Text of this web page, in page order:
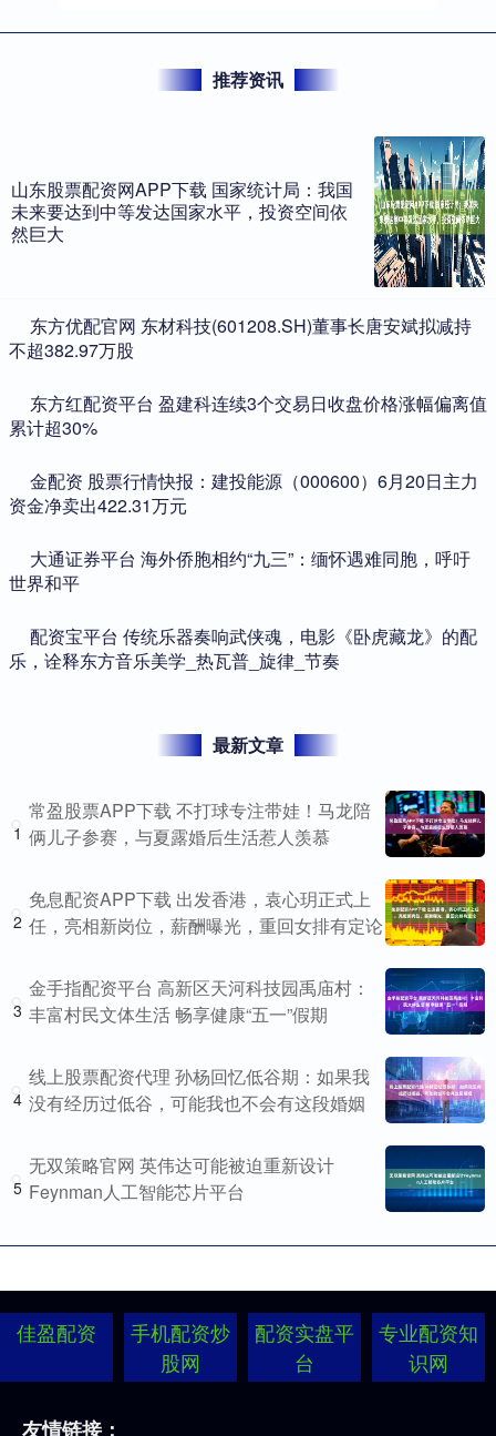
推荐资讯
山东股票配资网APP下载 国家统计局：我国
未来要达到中等发达国家水平，投资空间依
然巨大
​东方优配官网 东材科技(601208.SH)董事长唐安斌拟减持
不超382.97万股
​东方红配资平台 盈建科连续3个交易日收盘价格涨幅偏离值
累计超30%
​金配资 股票行情快报：建投能源（000600）6月20日主力
资金净卖出422.31万元
​大通证券平台 海外侨胞相约“九三”：缅怀遇难同胞，呼吁
世界和平
​配资宝平台 传统乐器奏响武侠魂，电影《卧虎藏龙》的配
乐，诠释东方音乐美学_热瓦普_旋律_节奏
最新文章
1
常盈股票APP下载 不打球专注带娃！马龙陪
俩儿子参赛，与夏露婚后生活惹人羡慕
2
免息配资APP下载 出发香港，袁心玥正式上
任，亮相新岗位，薪酬曝光，重回女排有定论
3
金手指配资平台 高新区天河科技园禹庙村：
丰富村民文体生活 畅享健康“五一”假期
4
线上股票配资代理 孙杨回忆低谷期：如果我
没有经历过低谷，可能我也不会有这段婚姻
5
无双策略官网 英伟达可能被迫重新设计
Feynman人工智能芯片平台
佳盈配资
手机配资炒
股网
配资实盘平
台
专业配资知
识网
友情链接：